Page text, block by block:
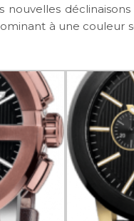
déclinaisons
à une couleur